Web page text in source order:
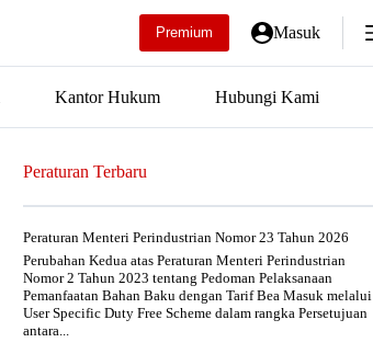
Premium Masuk
Kantor Hukum Hubungi Kami
Peraturan Terbaru
Peraturan Menteri Perindustrian Nomor 23 Tahun 2026
Perubahan Kedua atas Peraturan Menteri Perindustrian
Nomor 2 Tahun 2023 tentang Pedoman Pelaksanaan
Pemanfaatan Bahan Baku dengan Tarif Bea Masuk melalui
User Specific Duty Free Scheme dalam rangka Persetujuan
antara...